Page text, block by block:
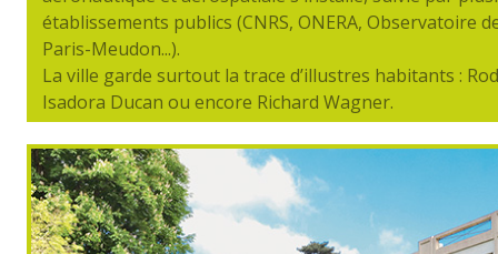
établissements publics (CNRS, ONERA, Observatoire
Paris-Meudon...).
La ville garde surtout la trace d’illustres habitants :
Isadora Ducan ou encore Richard Wagner.